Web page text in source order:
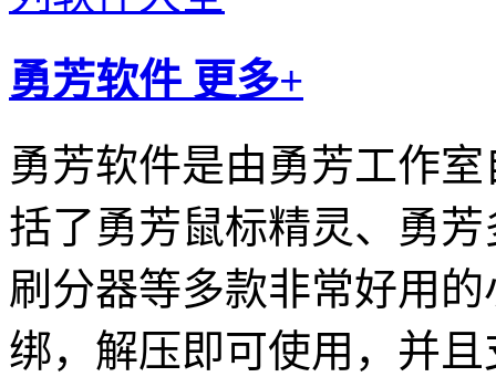
勇芳软件 更多+
勇芳软件是由勇芳工作
括了勇芳鼠标精灵、勇
刷分器等多款非常好用
绑，解压即可使用，并